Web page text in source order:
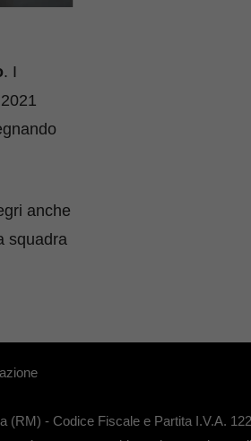
. I
anche
squadra
(RM) - Codice Fiscale e Partita I.V.A.